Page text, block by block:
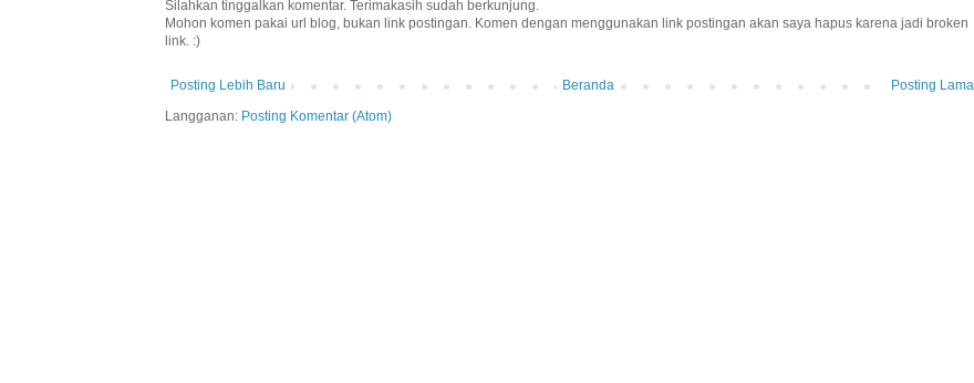
Silahkan tinggalkan komentar. Terimakasih sudah berkunjung.
Mohon komen pakai url blog, bukan link postingan. Komen dengan menggunakan link postingan akan saya hapus karena jadi broken
link. :)
Posting Lebih Baru Posting Lama
Beranda
Langganan: Posting Komentar (Atom)